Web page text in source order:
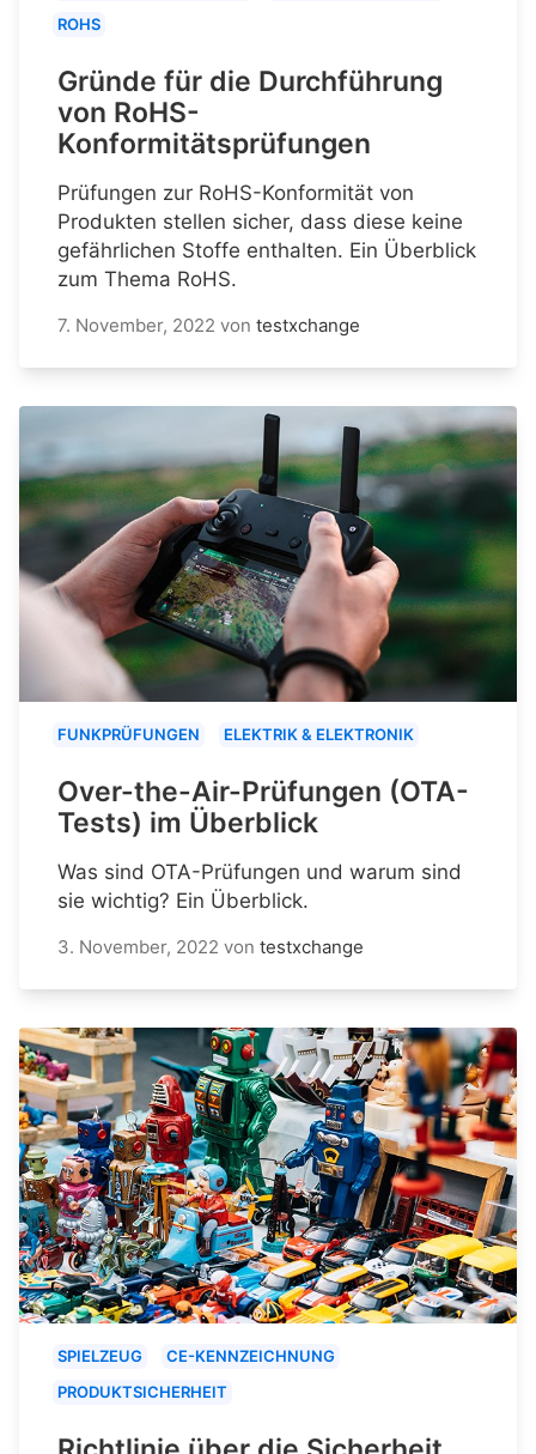
ROHS
Gründe für die Durchführung
von RoHS-
Konformitätsprüfungen
Prüfungen zur RoHS-Konformität von
Produkten stellen sicher, dass diese keine
gefährlichen Stoffe enthalten. Ein Überblick
zum Thema RoHS.
7. November, 2022 von testxchange
FUNKPRÜFUNGEN ELEKTRIK & ELEKTRONIK
Over-the-Air-Prüfungen (OTA-
Tests) im Überblick
Was sind OTA-Prüfungen und warum sind
sie wichtig? Ein Überblick.
3. November, 2022 von testxchange
SPIELZEUG
CE-KENNZEICHNUNG
PRODUKTSICHERHEIT